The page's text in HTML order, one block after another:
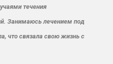
течения
Занимаюсь лечением под
что связала свою жизнь с